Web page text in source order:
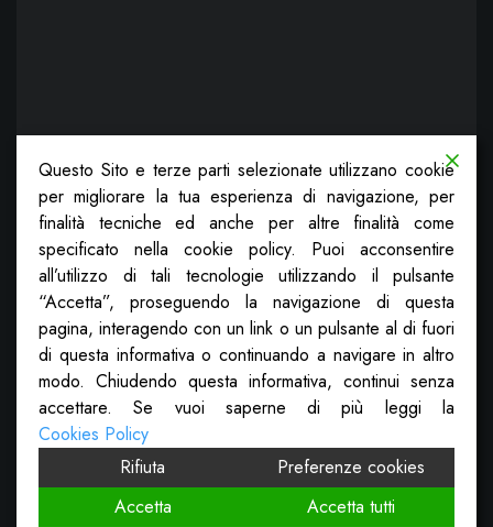
Questo Sito e terze parti selezionate utilizzano cookie
per migliorare la tua esperienza di navigazione, per
finalità tecniche ed anche per altre finalità come
specificato nella cookie policy. Puoi acconsentire
all’utilizzo di tali tecnologie utilizzando il pulsante
“Accetta”, proseguendo la navigazione di questa
pagina, interagendo con un link o un pulsante al di fuori
di questa informativa o continuando a navigare in altro
modo. Chiudendo questa informativa, continui senza
accettare. Se vuoi saperne di più leggi la
Cookies Policy
Rifiuta
Preferenze cookies
Accetta
Accetta tutti